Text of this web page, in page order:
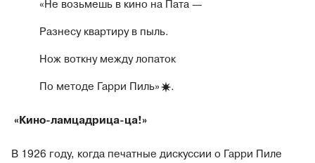
«Не возьмешь в кино на Пата —
Разнесу квартиру в пыль.
Нож воткну между лопаток
По методе Гарри Пиль» .
«Кино-ламцадрица-ца!»
В 1926 году, когда печатные дискуссии о Гарри Пиле